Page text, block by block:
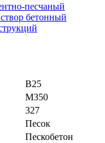
песчаный
бетонный
В25
М350
327
Песок
Пескобетон